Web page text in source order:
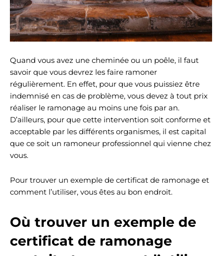
Quand vous avez une cheminée ou un poêle, il faut
savoir que vous devrez les faire ramoner
régulièrement. En effet, pour que vous puissiez être
indemnisé en cas de problème, vous devez à tout prix
réaliser le ramonage au moins une fois par an.
D’ailleurs, pour que cette intervention soit conforme et
acceptable par les différents organismes, il est capital
que ce soit un ramoneur professionnel qui vienne chez
vous.
Pour trouver un exemple de certificat de ramonage et
comment l’utiliser, vous êtes au bon endroit.
Où trouver un exemple de
certificat de ramonage